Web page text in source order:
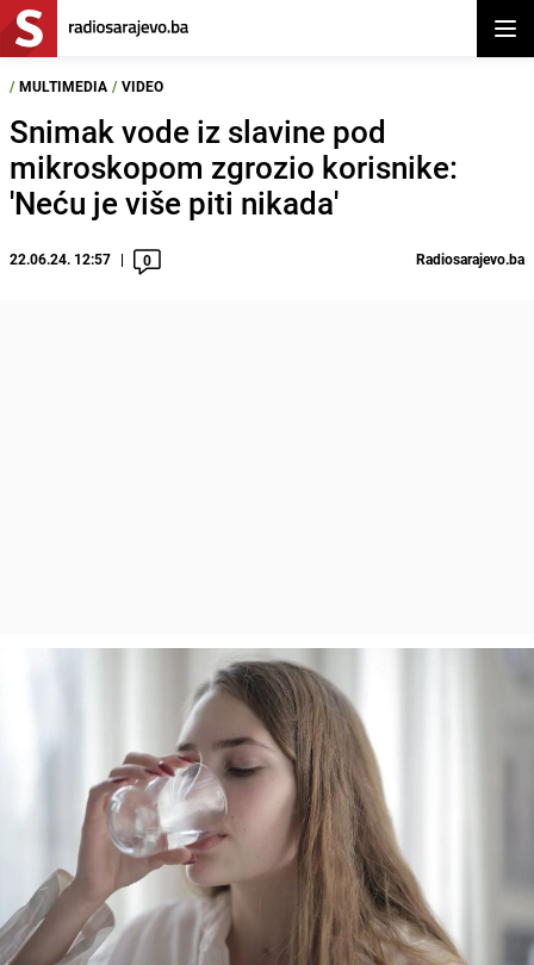
/ MULTIMEDIA / VIDEO
Snimak vode iz slavine pod
mikroskopom zgrozio korisnike:
'Neću je više piti nikada'
22.06.24. 12:57 0 Radiosarajevo.ba